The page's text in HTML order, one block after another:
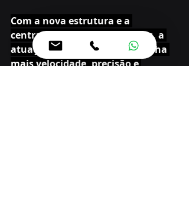
Com a nova estrutura e a
centralização das notificações, a
atuação da Polícia Federal ganha
mais velocidade, precisão e